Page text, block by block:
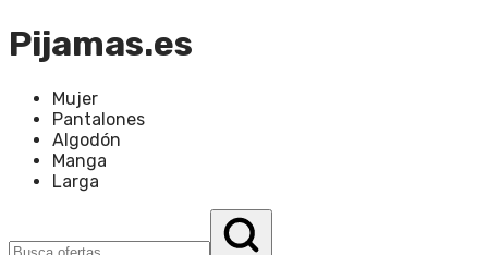
Pijamas.es
Mujer
Pantalones
Algodón
Manga
Larga